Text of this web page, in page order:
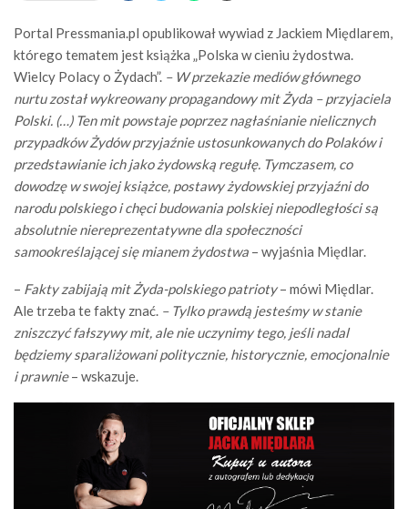
Portal Pressmania.pl opublikował wywiad z Jackiem Międlarem,
którego tematem jest książka „Polska w cieniu żydostwa.
Wielcy Polacy o Żydach”. – W przekazie mediów głównego
nurtu został wykreowany propagandowy mit Żyda – przyjaciela
Polski. (…) Ten mit powstaje poprzez nagłaśnianie nielicznych
przypadków Żydów przyjaźnie ustosunkowanych do Polaków i
przedstawianie ich jako żydowską regułę. Tymczasem, co
dowodzę w swojej książce, postawy żydowskiej przyjaźni do
narodu polskiego i chęci budowania polskiej niepodległości są
absolutnie niereprezentatywne dla społeczności
samookreślającej się mianem żydostwa – wyjaśnia Międlar.
– Fakty zabijają mit Żyda-polskiego patrioty– mówi Międlar.
Ale trzeba te fakty znać. – Tylko prawdą jesteśmy w stanie
zniszczyć fałszywy mit, ale nie uczynimy tego, jeśli nadal
będziemy sparaliżowani politycznie, historycznie, emocjonalnie
i prawnie– wskazuje.